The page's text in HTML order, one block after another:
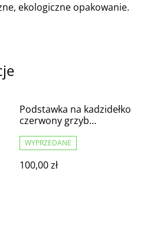
ekologiczne opakowanie.
Podstawka na kadzidełko
czerwony grzyb
WYPRZEDANE
100,00 zł